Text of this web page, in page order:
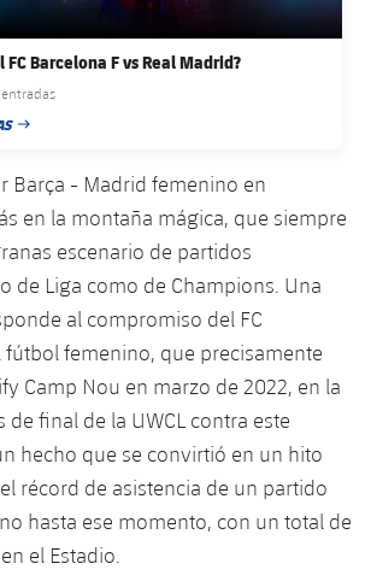
las amateurs
las Secciones Amateurs
Legends
Rising
Game Changers
Barcelona F vs Real Madrid?
Barça - Madrid femenino en
en la montaña mágica, que siempre
escenario de partidos
de Liga como de Champions. Una
al compromiso del FC
fútbol femenino, que precisamente
Camp Nou en marzo de 2022, en la
de final de la UWCL contra este
hecho que se convirtió en un hito
récord de asistencia de un partido
hasta ese momento, con un total de
el Estadio.